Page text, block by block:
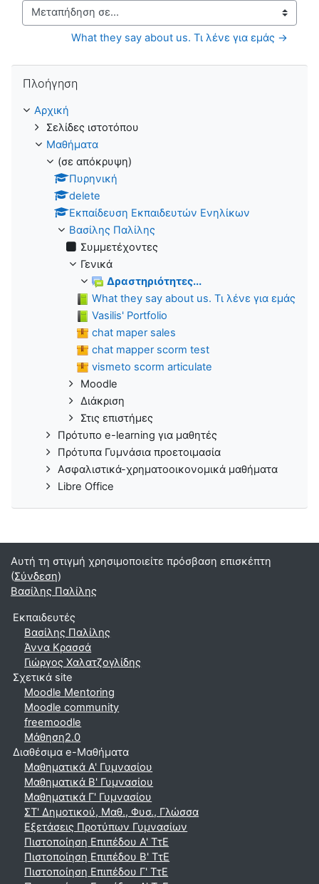
Μεταπήδηση σε...
What they say about us. Τι λένε για εμάς →
Πλοήγηση
Αρχική
Σελίδες ιστοτόπου
Μαθήματα
(σε απόκρυψη)
Πυρηνική
delete
Εκπαίδευση Εκπαιδευτών Ενηλίκων
Βασίλης Παλίλης
Συμμετέχοντες
Γενικά
Δραστηριότητες...
What they say about us. Τι λένε για εμάς
Vasilis' Portfolio
chat maper sales
chat mapper scorm test
vismeto scorm articulate
Moodle
Διάκριση
Στις επιστήμες
Πρότυπο e-learning για μαθητές
Πρότυπα Γυμνάσια προετοιμασία
Ασφαλιστικά-χρηματοοικονομικά μαθήματα
Libre Office
Αυτή τη στιγμή χρησιμοποιείτε πρόσβαση επισκέπτη
(Σύνδεση)
Βασίλης Παλίλης
Εκπαιδευτές
Βασίλης Παλίλης
Άννα Κρασσά
Γιώργος Χαλατζογλίδης
Σχετικά site
Moodle Mentoring
Moodle community
freemoodle
Μάθηση2.0
Διαθέσιμα e-Μαθήματα
Μαθηματικά A' Γυμνασίου
Μαθηματικά Β' Γυμνασίου
Μαθηματικά Γ' Γυμνασίου
ΣΤ' Δημοτικού, Μαθ., Φυσ., Γλώσσα
Εξετάσεις Προτύπων Γυμνασίων
Πιστοποίηση Επιπέδου Α' ΤτΕ
Πιστοποίηση Επιπέδου Β' ΤτΕ
Πιστοποίηση Επιπέδου Γ' ΤτΕ